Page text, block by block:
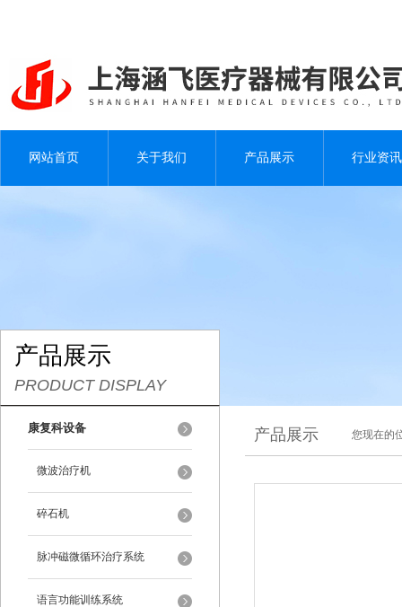
网站首页 关于我们 产品展示 行业资讯
产品展示
PRODUCT DISPLAY
康复科设备
微波治疗机
碎石机
脉冲磁微循环治疗系统
语言功能训练系统
产品展示 您现在的